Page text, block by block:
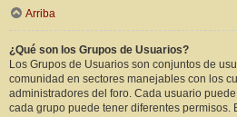
Arriba
¿Qué son los Grupos de Usuarios?
Los Grupos de Usuarios son conjuntos de
comunidad en sectores manejables con los
administradores del foro. Cada usuario
cada grupo puede tener diferentes permisos.